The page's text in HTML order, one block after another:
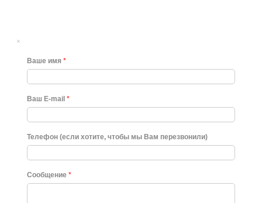
×
Ваше имя *
Ваш E-mail *
Телефон (если хотите, чтобы мы Вам перезвонили)
Сообщение *